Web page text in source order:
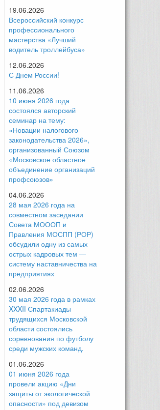
19.06.2026
Всероссийский конкурс
профессионального
мастерства «Лучший
водитель троллейбуса»
12.06.2026
С Днем России!
11.06.2026
10 июня 2026 года
состоялся авторский
семинар на тему:
«Новации налогового
законодательства 2026»,
организованный Союзом
«Московское областное
объединение организаций
профсоюзов»
04.06.2026
28 мая 2026 года на
совместном заседании
Совета МОООП и
Правления МОСПП (РОР)
обсудили одну из самых
острых кадровых тем —
систему наставничества на
предприятиях
02.06.2026
30 мая 2026 года в рамках
XXXII Спартакиады
трудящихся Московской
области состоялись
соревнования по футболу
среди мужских команд.
01.06.2026
01 июня 2026 года
провели акцию «Дни
защиты от экологической
опасности» под девизом